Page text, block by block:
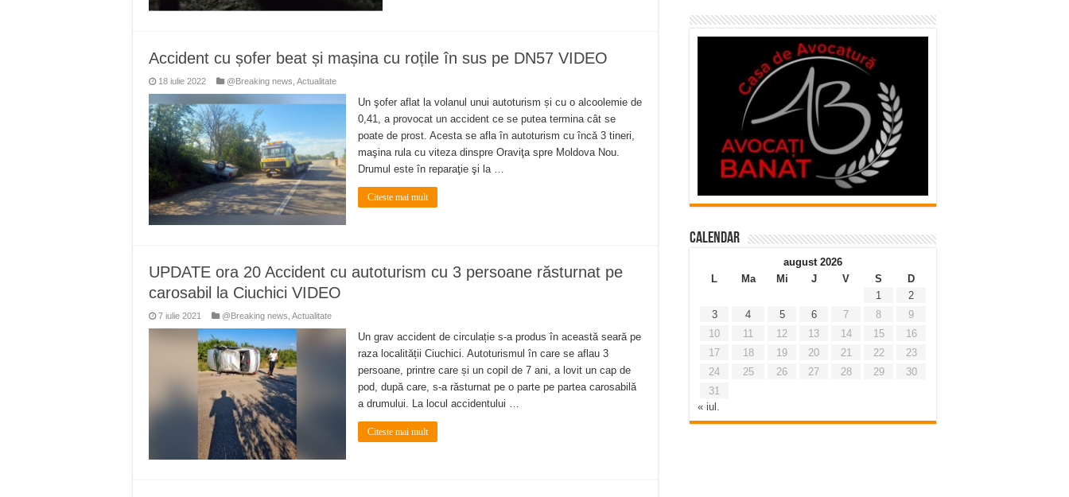
Accident cu șofer beat și mașina cu roțile în sus pe DN57 VIDEO
18 iulie 2022 @Breaking news Actualitate
Un şofer aflat la volanul unui autoturism și cu o alcoolemie de
0,41, a provocat un accident ce se putea termina cât se
poate de prost. Acesta se afla în autoturism cu încă 3 tineri,
maşina rula cu viteza dinspre Oraviţa spre Moldova Nou.
Drumul este în reparaţie şi la …
Citeste mai mult
UPDATE ora 20 Accident cu autoturism cu 3 persoane răsturnat pe
carosabil la Ciuchici VIDEO
7 iulie 2021 @Breaking news Actualitate
Un grav accident de circulație s-a produs în această seară pe
raza localității Ciuchici. Autoturismul în care se aflau 3
persoane, printre care și un copil de 7 ani, a lovit un cap de
pod, după care, s-a răsturnat pe o parte pe partea carosabilă
a drumului. La locul accidentului …
Citeste mai mult
Calendar
august 2026
L
Ma Mi J V S
D
1
2
3
4 5 6 7 8
9
10
11 12 13 14 15
16
17
18 19 20 21 22
23
24
25 26 27 28 29
30
31
« iul.